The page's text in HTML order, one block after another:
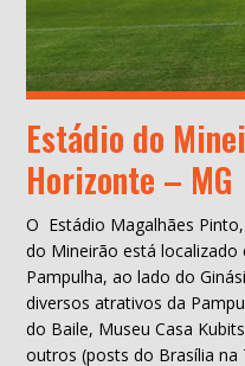
Estádio do
Horizonte – MG
O Estádio Magalhães
do Mineirão está
Pampulha, ao lado do
diversos atrativos da
do Baile, Museu Casa
outros (posts do Brasília